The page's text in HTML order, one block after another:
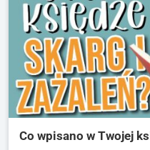
Co wpisano w Twojej